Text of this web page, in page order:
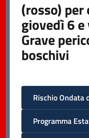
(rosso)
giovedì 6
Grave
boschivi
Rischio Ondata
Programma